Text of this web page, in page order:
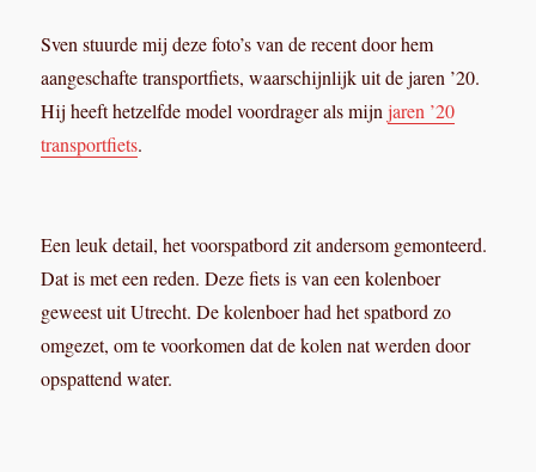
Sven stuurde mij deze foto’s van de recent door hem
aangeschafte transportfiets, waarschijnlijk uit de jaren ’20.
Hij heeft hetzelfde model voordrager als mijnjaren ’20
transportfiets.
Een leuk detail, het voorspatbord zit andersom gemonteerd.
Dat is met een reden. Deze fiets is van een kolenboer
geweest uit Utrecht. De kolenboer had het spatbord zo
omgezet, om te voorkomen dat de kolen nat werden door
opspattend water.